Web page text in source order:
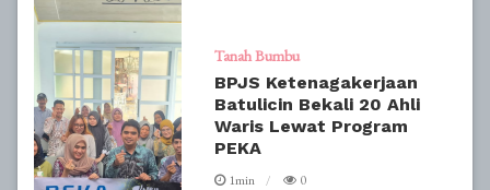
Tanah Bumbu
BPJS Ketenagakerjaan
Batulicin Bekali 20 Ahli
Waris Lewat Program
PEKA
1min
0